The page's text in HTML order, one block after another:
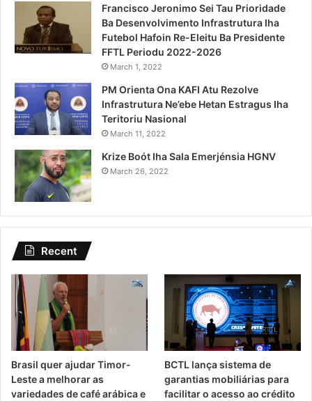
Francisco Jeronimo Sei Tau Prioridade
Ba Desenvolvimento Infrastrutura Iha
Futebol Hafoin Re-Eleitu Ba Presidente
FFTL Periodu 2022-2026
March 1, 2022
PM Orienta Ona KAFI Atu Rezolve
Infrastrutura Ne’ebe Hetan Estragus Iha
Teritoriu Nasional
March 11, 2022
Krize Boót Iha Sala Emerjénsia HGNV
March 26, 2022
Recent
Brasil quer ajudar Timor-
Leste a melhorar as
variedades de café arábica e
BCTL lança sistema de
garantias mobiliárias para
facilitar o acesso ao crédito